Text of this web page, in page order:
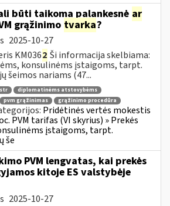
būti taikoma palankesnė ar
grąžinimo tvarka?
2025-10-27
KM0362 Ši informacija skelbiama:
konsulinėms įstaigoms, tarpt.
jų šeimos nariams (47...
diplomatinėms atstovybėms
pvm grąžinimas grąžinimo procedūra
Pridėtinės vertės mokestis
PVM tarifas (VI skyrius) » Prekės
įstaigoms, tarpt.
še
PVM lengvatas, kai prekės
kitoje ES valstybėje
2025-10-27